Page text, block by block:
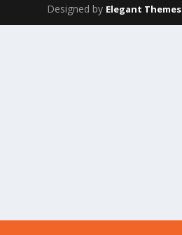
Designed by Elegant Themes